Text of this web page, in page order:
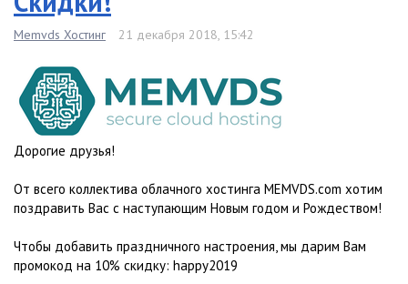
Memvds Хостинг 21 декабря 2018, 15:42
Дорогие друзья!
От всего коллектива облачного хостинга MEMVDS.com хотим
поздравить Вас с наступающим Новым годом и Рождеством!
Чтобы добавить праздничного настроения, мы дарим Вам
промокод на 10% скидку: happy2019